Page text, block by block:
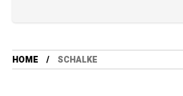
HOME SCHALKE